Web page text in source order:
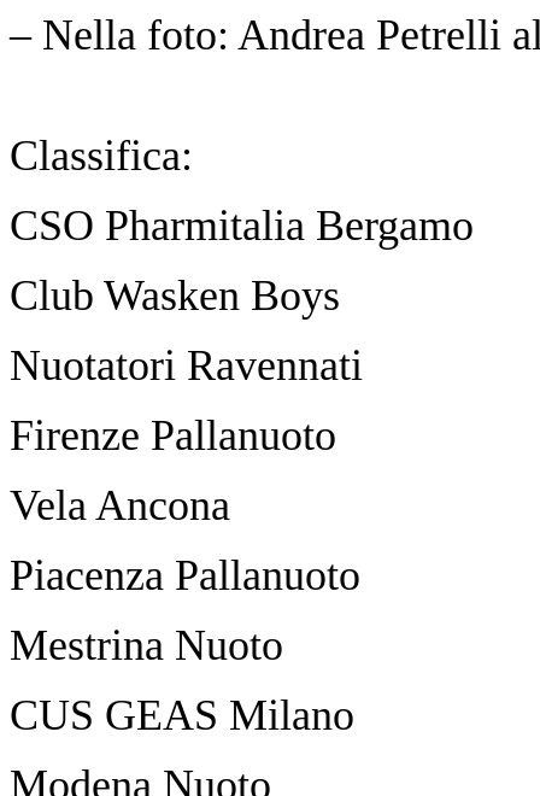
– Nella foto: Andrea Petrelli
Classifica:
CSO Pharmitalia
Club Wasken Boys
Nuotatori
Firenze Pallanuoto
Vela Ancona
Piacenza
Mestrina Nuoto
CUS GEAS
Modena Nuoto